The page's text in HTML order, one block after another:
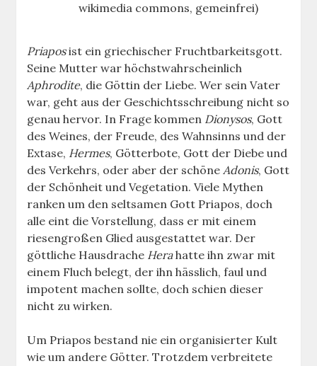
wikimedia commons, gemeinfrei)
Priaposist ein griechischer Fruchtbarkeitsgott.
Seine Mutter war höchstwahrscheinlich
Aphrodite, die Göttin der Liebe. Wer sein Vater
war, geht aus der Geschichtsschreibung nicht so
genau hervor. In Frage kommen Dionysos, Gott
des Weines, der Freude, des Wahnsinns und der
Extase, Hermes, Götterbote, Gott der Diebe und
des Verkehrs, oder aber der schöneAdonis, Gott
der Schönheit und Vegetation. Viele Mythen
ranken um den seltsamen Gott Priapos, doch
alle eint die Vorstellung, dass er mit einem
riesengroßen Glied ausgestattet war. Der
göttliche Hausdrache Herahatte ihn zwar mit
einem Fluch belegt, der ihn hässlich, faul und
impotent machen sollte, doch schien dieser
nicht zu wirken.
Um Priapos bestand nie ein organisierter Kult
wie um andere Götter. Trotzdem verbreitete